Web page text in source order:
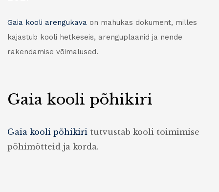
Gaia kooli arengukava on mahukas dokument, milles
kajastub kooli hetkeseis, arenguplaanid ja nende
rakendamise võimalused.
Gaia kooli põhikiri
Gaia kooli põhikiri tutvustab kooli toimimise
põhimõtteid ja korda.